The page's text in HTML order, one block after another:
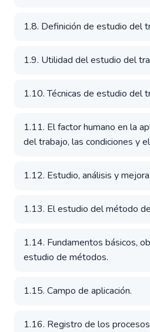
1.8. Definición de estudio del
1.9. Utilidad del estudio del
1.10. Técnicas de estudio del
1.11. El factor humano en la
del trabajo, las condiciones y
1.12. Estudio, análisis y
1.13. El estudio del método
1.14. Fundamentos básicos,
estudio de métodos.
1.15. Campo de aplicación.
1.16. Registro de los